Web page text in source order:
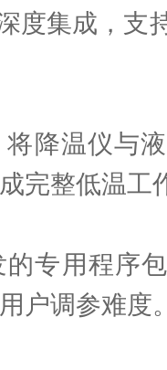
度集成，支
降温仪与
完整低温工
专用程序
户调参难度